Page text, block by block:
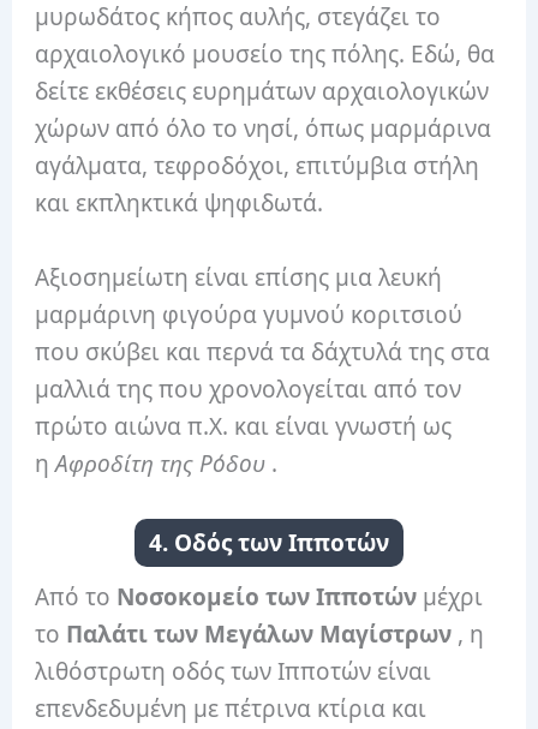
μυρωδάτος κήπος αυλής, στεγάζει το
αρχαιολογικό μουσείο της πόλης. Εδώ, θα
δείτε εκθέσεις ευρημάτων αρχαιολογικών
χώρων από όλο το νησί, όπως μαρμάρινα
αγάλματα, τεφροδόχοι, επιτύμβια στήλη
και εκπληκτικά ψηφιδωτά.
Αξιοσημείωτη είναι επίσης μια λευκή
μαρμάρινη φιγούρα γυμνού κοριτσιού
που σκύβει και περνά τα δάχτυλά της στα
μαλλιά της που χρονολογείται από τον
πρώτο αιώνα π.Χ. και είναι γνωστή ως
ηΑφροδίτη της Ρόδου .
4. Οδός των Ιπποτών
Από το Νοσοκομείο των Ιπποτών μέχρι
το Παλάτι των Μεγάλων Μαγίστρων , η
λιθόστρωτη οδός των Ιπποτών είναι
επενδεδυμένη με πέτρινα κτίρια και